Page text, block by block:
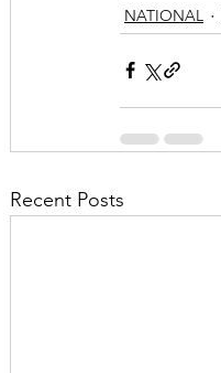
NATIONAL
Recent Posts